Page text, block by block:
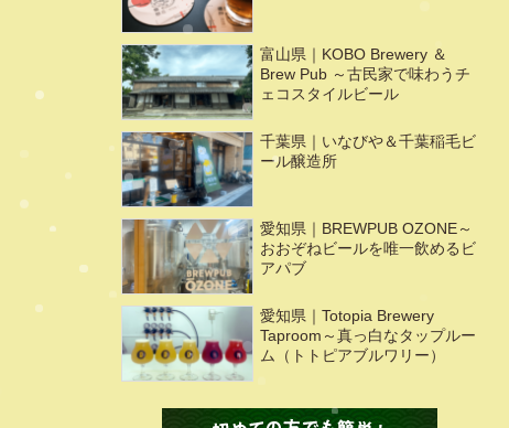
富山県｜KOBO Brewery ＆
Brew Pub ～古民家で味わうチ
ェコスタイルビール
千葉県｜いなびや＆千葉稲毛ビ
ール醸造所
愛知県｜BREWPUB OZONE～
おおぞねビールを唯一飲めるビ
アパブ
愛知県｜Totopia Brewery
Taproom～真っ白なタップルー
ム（トトピアブルワリー）